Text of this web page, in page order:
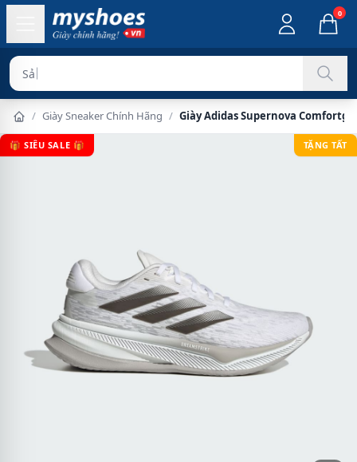
0
Sản phẩm ch
/ Giày Sneaker Chính Hãng / Giày Adidas Supernova
🎁 SIÊU SALE 🎁 TẶNG TẤT